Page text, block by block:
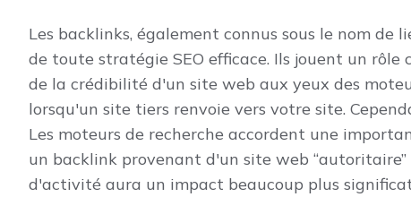
Les backlinks, également connus sous le nom
de toute stratégie SEO efficace. Ils jouent un
de la crédibilité d'un site web aux yeux des
lorsqu'un site tiers renvoie vers votre site.
Les moteurs de recherche accordent une
un backlink provenant d'un site web
d'activité aura un impact beaucoup plus